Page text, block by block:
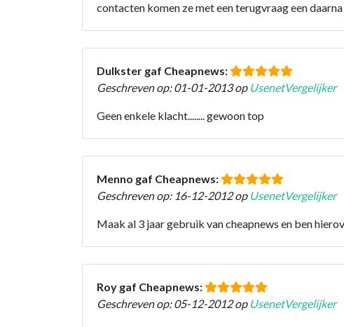
contacten komen ze met een terugvraag een
Dulkster gaf Cheapnews:
Geschreven op: 01-01-2013 op UsenetVergelijker
Geen enkele klacht........ gewoon top
Menno gaf Cheapnews:
Geschreven op: 16-12-2012 op UsenetVergelijker
Maak al 3 jaar gebruik van cheapnews en ben
Roy gaf Cheapnews:
Geschreven op: 05-12-2012 op UsenetVergelijker